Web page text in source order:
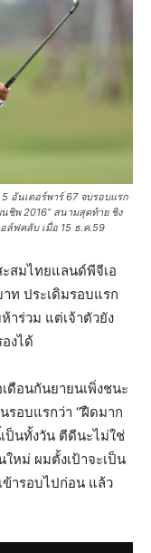
อันเดอร์พาร์ 67 จบรอบแรก
ชิพ 2016” สนามสุดท้าย ชิง
ล์ฟคลับ เมื่อ 15 ธ.ค.59
ะสมไทยแลนด์พีจีเอ
ท ประเดิมรอบแรก
าร่วม แต่เจ้าตัวยัง
งได้
ดือนกันยายนเพิ่งชนะ
รอบแรกว่า “ฝืดมาก
ป็นทั้งวัน ตีดีนะไม่ใช่
หม่ ผมตั้งเป้าจะเป็น
ข้ารอบไปก่อน แล้ว